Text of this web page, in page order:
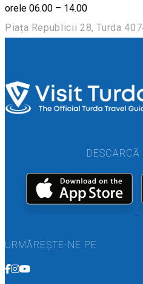
orele 06.00 – 14.00
Piața Republicii 28, Turda
URMĂREȘTE-NE PE